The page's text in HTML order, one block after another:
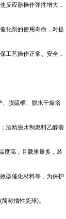
反应器操作弹性增大，
化剂的使用寿命，对提
工艺操作正常、 安全，
、脱硫槽、脱水干燥塔
酒精脱水制燃料乙醇装
度高，且载重量多，装
型催化材料等，为保护
(简称惰性瓷球)。